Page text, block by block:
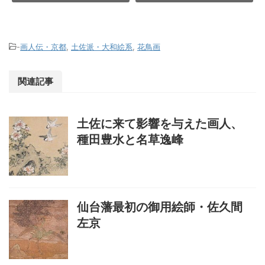
-画人伝・京都, 土佐派・大和絵系, 花鳥画
関連記事
土佐に来て影響を与えた画人、
種田豊水と名草逸峰
仙台藩最初の御用絵師・佐久間
左京